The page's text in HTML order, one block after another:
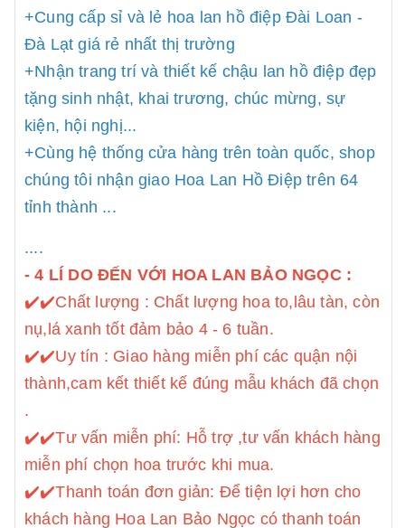
+Cung cấp sỉ và lẻ hoa lan hồ điệp Đài Loan -
Đà Lạt giá rẻ nhất thị trường
+Nhận trang trí và thiết kế chậu lan hồ điệp đẹp
tặng sinh nhật, khai trương, chúc mừng, sự
kiện, hội nghị...
+Cùng hệ thống cửa hàng trên toàn quốc, shop
chúng tôi nhận giao Hoa Lan Hồ Điệp trên 64
tỉnh thành ...
....
- 4 LÍ DO ĐẾN VỚI HOA LAN BẢO NGỌC :
✔️✔️Chất lượng : Chất lượng hoa to,lâu tàn, còn
nụ,lá xanh tốt đảm bảo 4 - 6 tuần.
✔️✔️Uy tín : Giao hàng miễn phí các quận nội
thành,cam kết thiết kế đúng mẫu khách đã chọn
.
✔️✔️Tư vấn miễn phí: Hỗ trợ ,tư vấn khách hàng
miễn phí chọn hoa trước khi mua.
✔️✔️Thanh toán đơn giản: Để tiện lợi hơn cho
khách hàng Hoa Lan Bảo Ngọc có thanh toán